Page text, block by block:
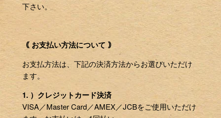
下さい。
｟ お支払い方法について ｠
お支払方法は、下記の決済方法からお選びいただけ
ます。
1. ）クレジットカード決済
VISA／Master Card／AMEX／JCBをご使用いただけ